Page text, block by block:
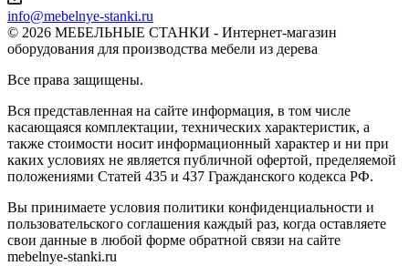
info@mebelnye-stanki.ru
© 2026 МЕБЕЛЬНЫЕ СТАНКИ - Интернет-магазин
оборудования для производства мебели из дерева
Все права защищены.
Вся представленная на сайте информация, в том числе
касающаяся комплектации, технических характеристик, а
также стоимости носит информационный характер и ни при
каких условиях не является публичной офертой, пределяемой
положениями Статей 435 и 437 Гражданского кодекса РФ.
Вы принимаете условия политики конфиденциальности и
пользовательского соглашения каждый раз, когда оставляете
свои данные в любой форме обратной связи на сайте
mebelnye-stanki.ru